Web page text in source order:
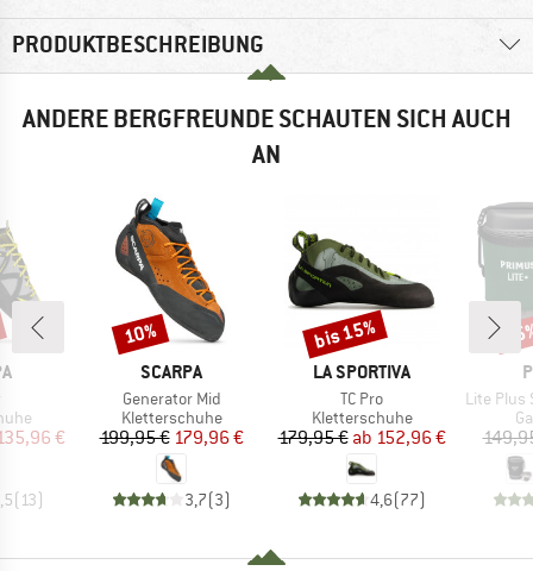
PRODUKTBESCHREIBUNG
ANDERE BERGFREUNDE SCHAUTEN SICH AUCH
AN
Preis
€
(13)
MARKE
SCARPA
Artikel
Generator Mid
Produktgruppe
Kletterschuhe
Preis
199,95 €reduzierter Preis
179,96 €
3,7(3)
Rabatt
10%
MARKE
LA SPORTIVA
Artikel
TC Pro
Produktgruppe
Kletterschuhe
Preis
179,95 € reduzierter Preis
ab 152,96 €
4,6(77)
Rabatt
bis 15%
Artikel
Lite Plus